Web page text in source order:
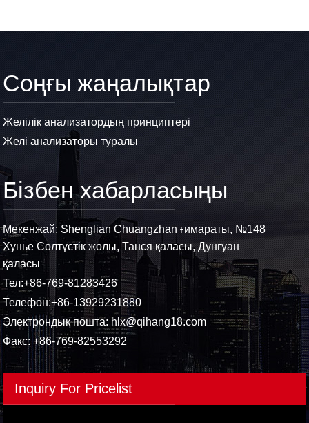
Соңғы жаңалықтар
Желілік анализатордың принциптері
Желі анализаторы туралы
Бізбен хабарласыңы
Мекенжай: Shenglian Chuangzhan ғимараты, №148
Хунье Солтүстік жолы, Танся қаласы, Дунгуан
қаласы
Тел:+86-769-81283426
Телефон:+86-13929231880
Электрондық пошта: hlx@qihang18.com
Факс: +86-769-82553292
Inquiry For Pricelist